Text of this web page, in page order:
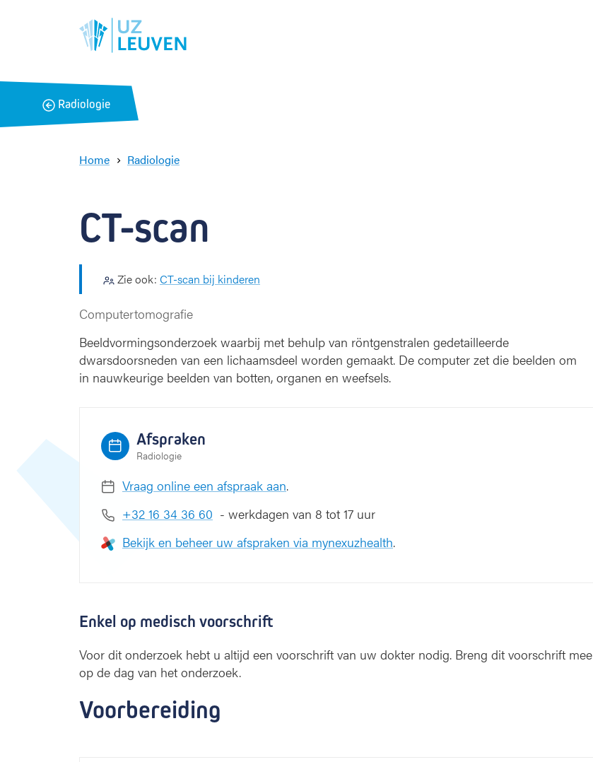
B
a
Radiologie
Home Radiologie
s
c
CT-scan
Zie ook: CT-scan bij kinderen
Computertomografie
Beeldvormingsonderzoek waarbij met behulp van röntgenstralen gedetailleerde
dwarsdoorsneden van een lichaamsdeel worden gemaakt. De computer zet die beelden om
in nauwkeurige beelden van botten, organen en weefsels.
Afspraken
Radiologie
Vraag online een afspraak aan.
+32 16 34 36 60 - werkdagen van 8 tot 17 uur
Bekijk en beheer uw afspraken via mynexuzhealth.
Enkel op medisch voorschrift
Voor dit onderzoek hebt u altijd een voorschrift van uw dokter nodig. Breng dit voorschrift mee
op de dag van het onderzoek.
Voorbereiding